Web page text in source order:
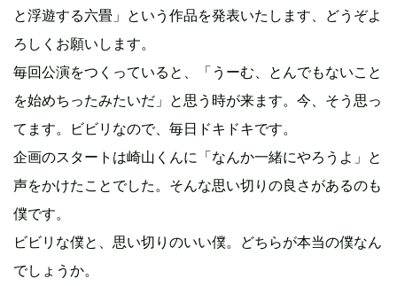
と浮遊する六畳」という作品を発表いたします、どうぞよ
ろしくお願いします。
毎回公演をつくっていると、「うーむ、とんでもないこと
を始めちったみたいだ」と思う時が来ます。今、そう思っ
てます。ビビリなので、毎日ドキドキです。
企画のスタートは崎山くんに「なんか一緒にやろうよ」と
声をかけたことでした。そんな思い切りの良さがあるのも
僕です。
ビビリな僕と、思い切りのいい僕。どちらが本当の僕なん
でしょうか。